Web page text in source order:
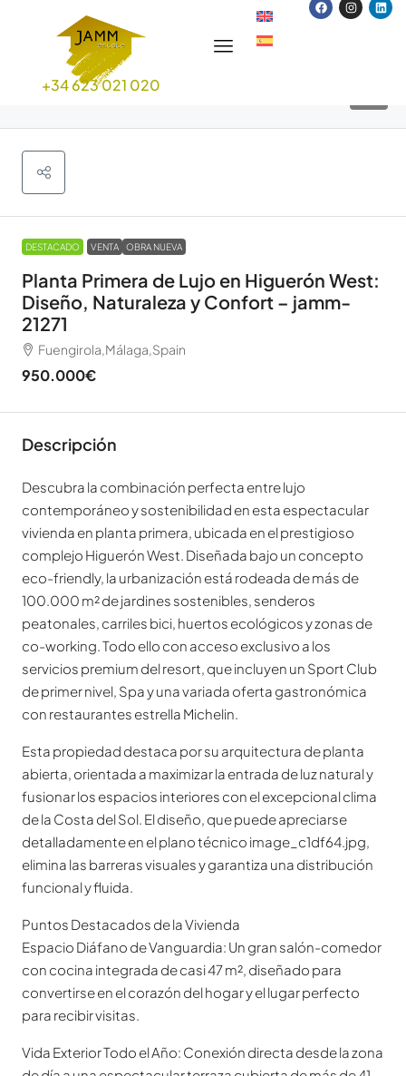
+34 623 021 020
DESTACADO VENTA OBRA NUEVA
Planta Primera de Lujo en Higuerón West:
Diseño, Naturaleza y Confort – jamm-
21271
Fuengirola,Málaga,Spain
950.000€
Descripción
Descubra la combinación perfecta entre lujo
contemporáneo y sostenibilidad en esta espectacular
vivienda en planta primera, ubicada en el prestigioso
complejo Higuerón West. Diseñada bajo un concepto
eco-friendly, la urbanización está rodeada de más de
100.000 m² de jardines sostenibles, senderos
peatonales, carriles bici, huertos ecológicos y zonas de
co-working. Todo ello con acceso exclusivo a los
servicios premium del resort, que incluyen un Sport Club
de primer nivel, Spa y una variada oferta gastronómica
con restaurantes estrella Michelin.
Esta propiedad destaca por su arquitectura de planta
abierta, orientada a maximizar la entrada de luz natural y
fusionar los espacios interiores con el excepcional clima
de la Costa del Sol. El diseño, que puede apreciarse
detalladamente en el plano técnico image_c1df64.jpg,
elimina las barreras visuales y garantiza una distribución
funcional y fluida.
Puntos Destacados de la Vivienda
Espacio Diáfano de Vanguardia: Un gran salón-comedor
con cocina integrada de casi 47 m², diseñado para
convertirse en el corazón del hogar y el lugar perfecto
para recibir visitas.
Vida Exterior Todo el Año: Conexión directa desde la zona